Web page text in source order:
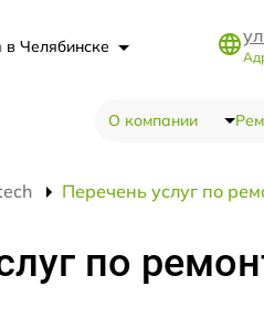
в Челябинске
О компании
Перечень услуг по
по